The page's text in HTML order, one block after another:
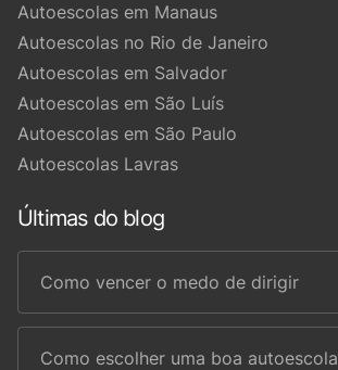
Autoescolas em Manaus
Autoescolas no Rio de Janeiro
Autoescolas em Salvador
Autoescolas em São Luís
Autoescolas em São Paulo
Autoescolas Lavras
Últimas do blog
Como vencer o medo de dirigir
Como escolher uma boa autoescola